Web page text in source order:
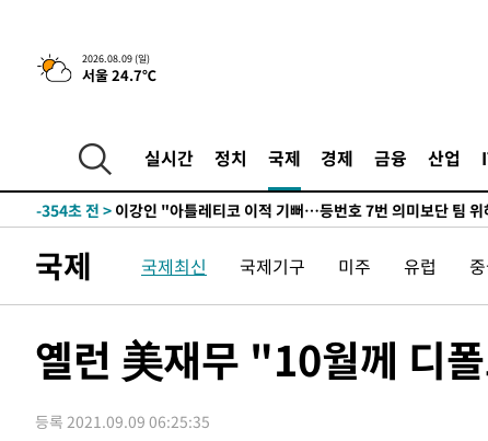
2026.08.09 (일)
서울 24.7℃
실시간 정치 국제 경제 금융 산업
-10538초 전 >이란 "호르무즈 재개방 합의 근접…美 배상 선행돼야"
래 44.56%
-820초 전 > [속보]與 대표 경선 제주·인천 당원투표…金 47.75%·鄭
宋 10.17%
-354초 전 >이강인 "아틀레티코 이적 기뻐…등번호 7번 의미보단 팀
-289초 전 >[속보]與 당대표 경선, 제주·인천 권리당원 투표 김민석 승
1시간 전 >
낮 최고 35도 '무더위'…동해안 시간당 30㎜ '강한 비'[내일날
1시간 전 >
2시간 전 >온열질환 사망자 3명 늘어…누적 환자 3000명 돌파
3시간 전 >강릉에 시간당 81.4㎜ 물폭탄…도로 잠기고 담벼락 붕괴
4시간 전 >
백운산서 80년근 천종산삼 9뿌리 발견…감정가 1.3억원
국제 국제최신 국제기구 미주 유럽
옐런 美재무 "10월께 디
등록 2021.09.09 06:25:35